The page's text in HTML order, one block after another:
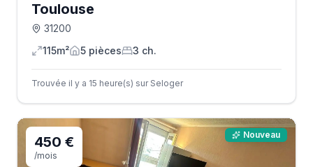
Toulouse
31200
115m²
5 pièces 3 ch.
Trouvée il y a 15 heure(s) sur Seloger
450 €
/mois
Nouveau